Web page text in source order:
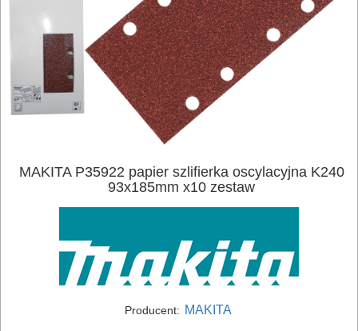
ELEKTRONARZĘDZIA
ELEKTRONARZĘDZIA
OSPRZĘT
MAKITA P35922 papier szlifierka oscylacyjna K240
93x185mm x10 zestaw
Producent: MAKITA